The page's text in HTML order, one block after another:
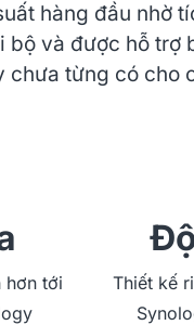
hàng đầu nhờ
và được hỗ trợ
từng có cho
hơn tới
Thiết kế